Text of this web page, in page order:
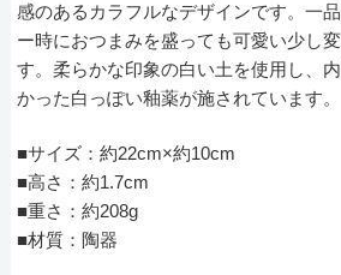
感のあるカラフルなデザインです。一
ー時におつまみを盛っても可愛い少し
す。柔らかな印象の白い土を使用し、
かった白っぽい釉薬が施されています。
■サイズ：約22cm×約10cm
■高さ：約1.7cm
■重さ：約208g
■材質：陶器